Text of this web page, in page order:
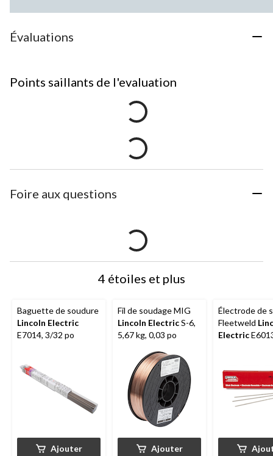
Évaluations
Points saillants de l'evaluation
Foire aux questions
4 étoiles et plus
Baguette de soudure
Lincoln Electric
E7014, 3/32 po
Ajouter
Fil de soudage MIG
Lincoln ElectricS-6,
5,67 kg, 0,03 po
Ajouter
Électrode de
Fleetweld
Electric